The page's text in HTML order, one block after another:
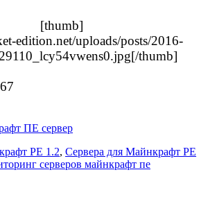
[thumb]
edition.net/uploads/posts/2016-
thumb]
ПЕ сервер
PE 1.2, Сервера для Майнкрафт PE
серверов майнкрафт пе